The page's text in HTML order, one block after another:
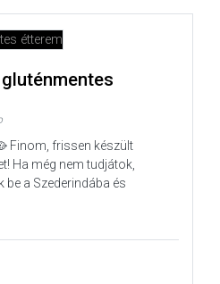
Finom, frissen készült
Ha még nem tudjátok,
be a Szederindába és